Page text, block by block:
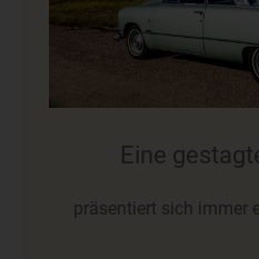
Eine
präsentiert sich immer